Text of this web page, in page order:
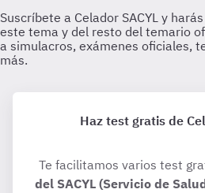
Haz test gratis de
Te facilitamos varios test
del SACYL (Servicio de